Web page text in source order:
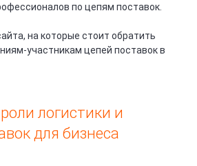
по цепям поставок.
на которые стоит обратить
участникам цепей поставок в
логистики и
для бизнеса